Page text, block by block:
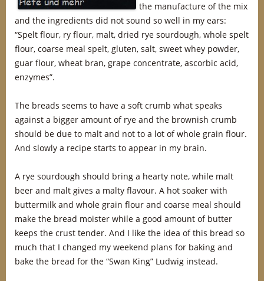
the manufacture of the mix
and the ingredients did not sound so well in my ears:
“Spelt flour, ry flour, malt, dried rye sourdough, whole spelt
flour, coarse meal spelt, gluten, salt, sweet whey powder,
guar flour, wheat bran, grape concentrate, ascorbic acid,
enzymes”.
The breads seems to have a soft crumb what speaks
against a bigger amount of rye and the brownish crumb
should be due to malt and not to a lot of whole grain flour.
And slowly a recipe starts to appear in my brain.
A rye sourdough should bring a hearty note, while malt
beer and malt gives a malty flavour. A hot soaker with
buttermilk and whole grain flour and coarse meal should
make the bread moister while a good amount of butter
keeps the crust tender. And I like the idea of this bread so
much that I changed my weekend plans for baking and
bake the bread for the “Swan King” Ludwig instead.